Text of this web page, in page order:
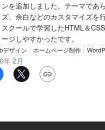
ンを追加しました。テーマであ
、余白などのカスタマイズを
クールで学習したHTML＆
ジしやすかったです。
デザイン ホームページ制作
年 2月